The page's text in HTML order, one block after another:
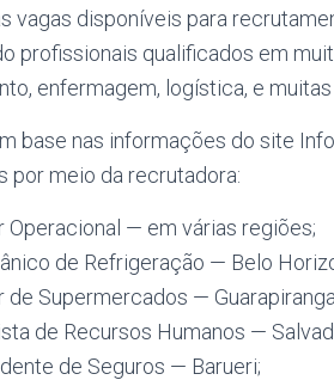
vagas disponíveis para
profissionais qualificados em
enfermagem, logística, e muitas
base nas informações do site
por meio da recrutadora:
Operacional — em várias regiões;
de Refrigeração — Belo
de Supermercados —
de Recursos Humanos —
de Seguros — Barueri;